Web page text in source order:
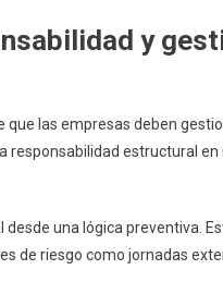
y
las empresas deben
estructural
una lógica preventiva.
de riesgo como jornadas